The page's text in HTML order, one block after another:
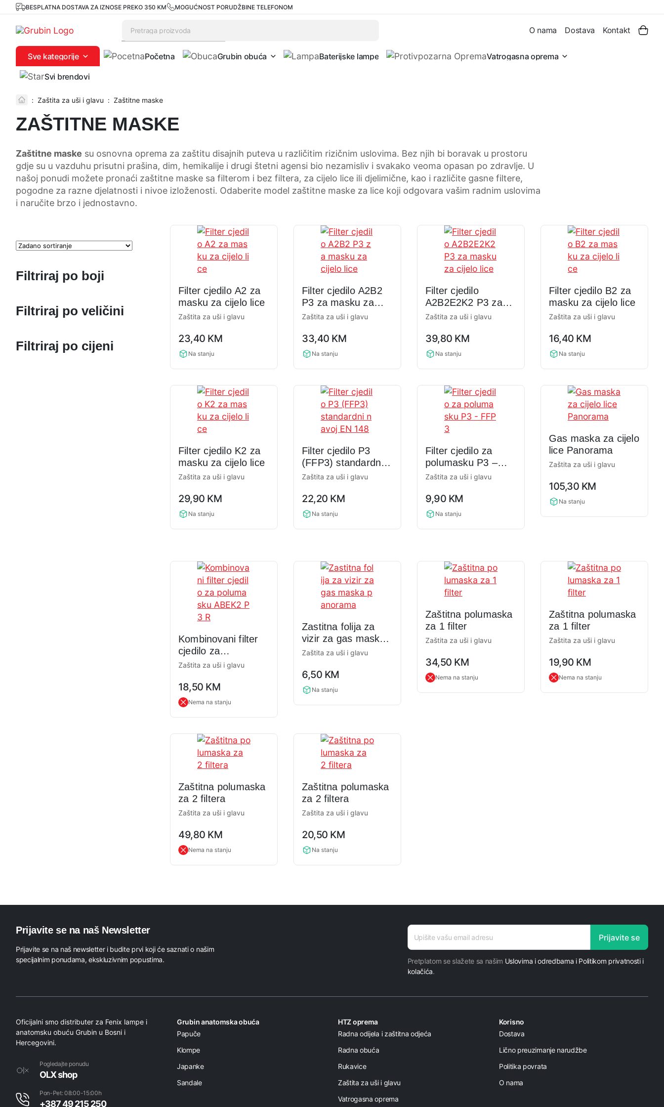
BESPLATNA DOSTAVA ZA IZNOSE PREKO 350 KM MOGUĆNOST PORUDŽBINE TELEFONOM
O nama Dostava Kontakt
Sve kategorije Početna Grubin obuća Baterijske lampe Vatrogasna oprema
Svi brendovi
: Zaštita za uši i glavu : Zaštitne maske
ZAŠTITNE MASKE
Zaštitne maske su osnovna oprema za zaštitu disajnih puteva u različitim rizičnim uslovima. Bez njih bi boravak u prostoru
gdje su u vazduhu prisutni prašina, dim, hemikalije i drugi štetni agensi bio nezamisliv i svakako veoma opasan po zdravlje. U
našoj ponudi možete pronaći zaštitne maske sa filterom i bez filtera, za cijelo lice ili djelimične, kao i različite gasne filtere,
pogodne za razne djelatnosti i nivoe izloženosti. Odaberite model zaštitne maske za lice koji odgovara vašim radnim uslovima
i naručite brzo i jednostavno.
Filtriraj po boji
Filtriraj po veličini
Filtriraj po cijeni
Filter cjedilo A2 za
masku za cijelo lice
Zaštita za uši i glavu
rating
23,40 KM
Na stanju
Filter cjedilo A2B2
P3 za masku za
cijelo lice
Zaštita za uši i glavu
rating
33,40 KM
Na stanju
Filter cjedilo
A2B2E2K2 P3 za
masku za cijelo lice
Zaštita za uši i glavu
rating
39,80 KM
Na stanju
Filter cjedilo B2 za
masku za cijelo lice
Zaštita za uši i glavu
rating
16,40 KM
Na stanju
Filter cjedilo K2 za
masku za cijelo lice
Zaštita za uši i glavu
rating
29,90 KM
Na stanju
Filter cjedilo P3
(FFP3) standardni
navoj EN 148
Zaštita za uši i glavu
rating
22,20 KM
Na stanju
Filter cjedilo za
polumasku P3 –
FFP3
Zaštita za uši i glavu
rating
9,90 KM
Na stanju
Gas maska za cijelo
lice Panorama
Zaštita za uši i glavu
rating
105,30 KM
Na stanju
Kombinovani filter
cjedilo za
polumasku ABEK2
Zaštita za uši i glavu
rating
18,50 KM
Nema na stanju
Zastitna folija za
vizir za gas maska
panorama
Zaštita za uši i glavu
rating
6,50 KM
Na stanju
Zaštitna polumaska
za 1 filter
Zaštita za uši i glavu
rating
34,50 KM
Nema na stanju
Zaštitna polumaska
za 1 filter
Zaštita za uši i glavu
rating
19,90 KM
Nema na stanju
Zaštitna polumaska
za 2 filtera
Zaštita za uši i glavu
rating
49,80 KM
Nema na stanju
Zaštitna polumaska
za 2 filtera
Zaštita za uši i glavu
rating
20,50 KM
Na stanju
Prijavite se na naš Newsletter
Prijavite se na naš newsletter i budite prvi koji će saznati o našim
specijalnim ponudama, ekskluzivnim popustima.
adresa
E-mail
Prijavite se
Pretplatom se slažete sa našim Uslovima i odredbama i Politikom privatnosti i
kolačića.
Oficijalni smo distributer za Fenix lampe i
anatomsku obuću Grubin u Bosni i
Hercegovini.
Pogledajte ponudu
OLX shop
Pon-Pet: 08:00-15:00h
+387 49 215 250
Grubin anatomska obuća
Papuče
Klompe
Japanke
Sandale
HTZ oprema
Radna odijela i zaštitna odjeća
Radna obuća
Rukavice
Zaštita za uši i glavu
Vatrogasna oprema
Korisno
Dostava
Lično preuzimanje narudžbe
Politika povrata
O nama